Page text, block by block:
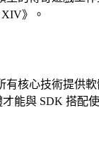
》。
有核心技術提供
能與 SDK 搭配使